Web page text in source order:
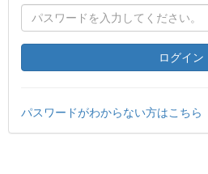
ログイン
パスワードがわからない方はこちら